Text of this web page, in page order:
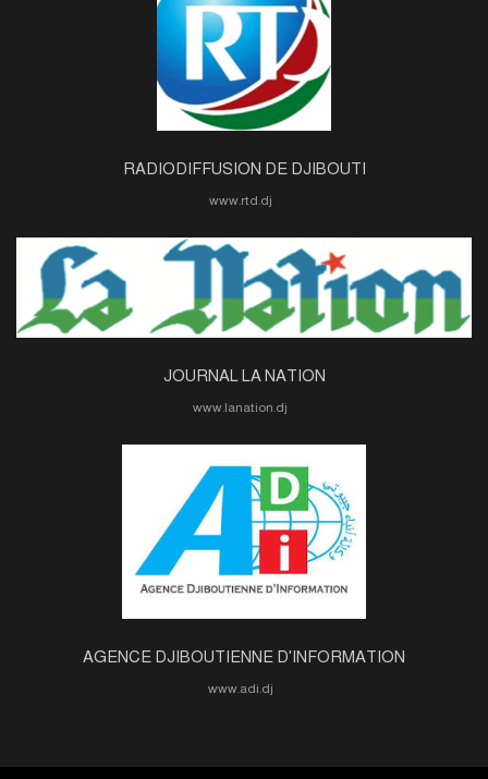
RADIODIFFUSION DE DJIBOUTI
JOURNAL LA NATION
AGENCE DJIBOUTIENNE D'INFORMATION